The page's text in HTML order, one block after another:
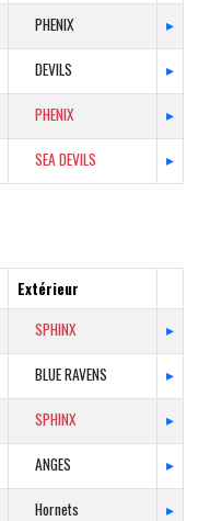
PHENIX ▸
DEVILS ▸
PHENIX ▸
SEA DEVILS ▸
Extérieur
SPHINX ▸
BLUE RAVENS ▸
SPHINX ▸
ANGES ▸
Hornets ▸